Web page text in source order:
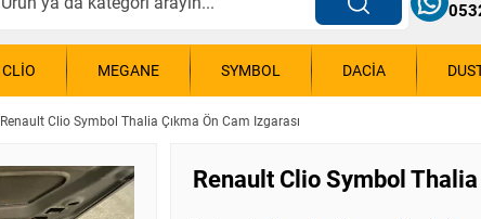
CLIO MEGANE SYMBOL DACIA
Renault Clio Symbol Thalia Çıkma Ön Cam Izgarası
Renault Clio Symbol Thalia